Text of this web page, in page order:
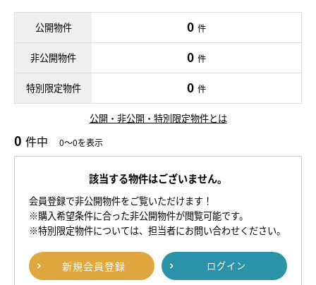
公開物件 0 件
非公開物件 0 件
特別限定物件 0 件
公開・非公開・特別限定物件とは
0 件中 0～0を表示
該当する物件はございません。
会員登録で非公開物件をご覧いただけます！
※購入希望条件に合った非公開物件が閲覧可能です。
※特別限定物件については、担当者にお問い合わせください。
新規会員登録 ログイン